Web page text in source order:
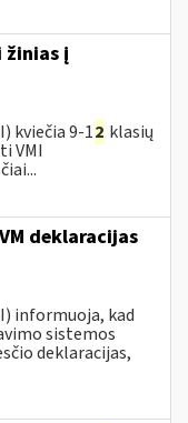
žinias į
kviečia 9-12 klasių
VMI
deklaracijas
informuoja, kad
sistemos
deklaracijas,